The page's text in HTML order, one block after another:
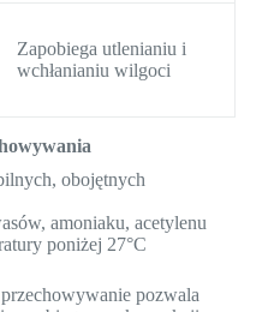
Zapobiega utlenianiu i
wchłanianiu wilgoci
obojętnych
amoniaku, acetylenu
poniżej 27°C
pozwala